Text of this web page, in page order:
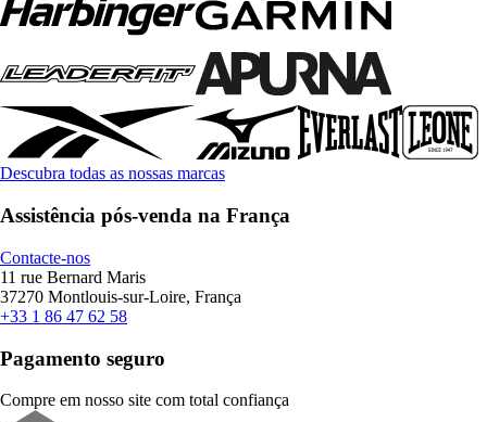
Descubra todas as nossas marcas
Assistência pós-venda na França
Contacte-nos
11 rue Bernard Maris
37270 Montlouis-sur-Loire, França
+33 1 86 47 62 58
Pagamento seguro
Compre em nosso site com total confiança